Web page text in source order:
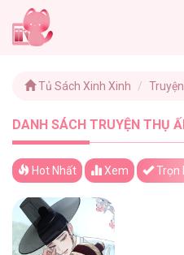
Tủ Sách Xinh Xinh
DANH SÁCH TRUYỆN THỤ ẤM ÁP
Hot Nhất Xem Trọn